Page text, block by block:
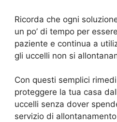
Ricorda che ogni
un po’ di tempo per
paziente e continua a
gli uccelli non si
Con questi semplici
proteggere la tua casa
uccelli senza dover
servizio di